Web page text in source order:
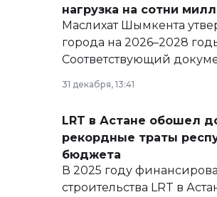
нагрузка на сотни
Маслихат Шымкента
города на 2026–2028
Соответствующий
базе нормативных
сайте маслихат города.
31 декабря, 13:41
LRT в Астане обошел
рекордные траты
бюджета
В 2025 году
строительства LRT в